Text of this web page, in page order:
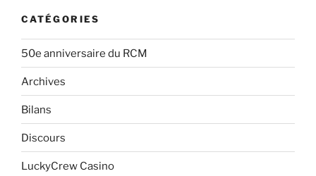
CATÉGORIES
50e anniversaire du RCM
Archives
Bilans
Discours
LuckyCrew Casino